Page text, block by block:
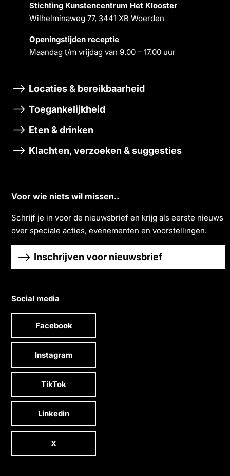
Stichting Kunstencentrum Het Klooster
Wilhelminaweg 77, 3441 XB Woerden
Openingstĳden receptie
Maandag t/m vrĳdag van 9.00 – 17.00 uur
Locaties & bereikbaarheid
Toegankelijkheid
Eten & drinken
Klachten, verzoeken & suggesties
Voor wie niets wil missen..
Schrĳf je in voor de nieuwsbrief en krĳg als eerste nieuws
over speciale acties, evenementen en voorstellingen.
Inschrijven voor nieuwsbrief
Social media
Facebook
Instagram
TikTok
Linkedin
X